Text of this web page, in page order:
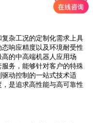
杂工况的定制化需求上具
响应精度以及环境耐受性
的中高端机器人应用场
务，能够针对客户的特殊
动控制的一站式技术适
是追求高性能与高可靠性